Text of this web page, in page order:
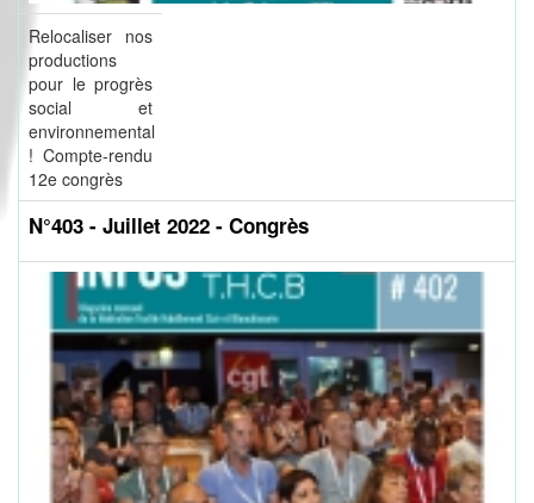
Relocaliser nos
productions
pour le progrès
social et
environnemental
! Compte-rendu
12e congrès
N°403 - Juillet 2022 - Congrès